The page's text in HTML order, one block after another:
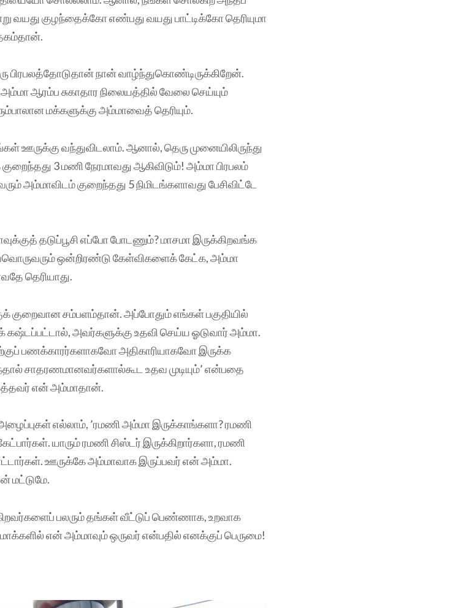
வயது குழந்தைக்கோ எண்பது வயது பாட்டிக்கோ தெரியுமா
பிரபலத்தோடுதான் நான் வாழ்ந்துகொண்டிருக்கிறேன்.
ஆரம்ப சுகாதார நிலையத்தில் வேலை செய்யும்
மக்களுக்கு அம்மாவைத் தெரியும்.
ஊருக்கு வந்துவிடலாம். ஆனால், தெரு முனையிலிருந்து
3 மணி நேரமாவது ஆகிவிடும்! அம்மா பிரபலம்
அம்மாவிடம் குறைந்தது 5 நிமிடங்களாவது பேசிவிட்டே
தடுப்பூசி எப்போ போடணும்? மாசமா இருக்கிறவங்க
ஒன்றிரண்டு கேள்விகளைக் கேட்க, அம்மா
தெரியாது.
குறைவான சம்பளம்தான். அப்போதும் எங்கள் பகுதியில்
அவர்களுக்கு உதவி செய்ய ஓடுவார் அம்மா.
பணக்காரர்களாகவோ அதிகாரியாகவோ இருக்க
சாதரணமானவர்களால்கூட உதவ முடியும்’ என்பதை
என் அம்மாதான்.
எல்லாம், ’ரமணி அம்மா இருக்காங்களா? ரமணி
யாரும் ரமணி சிஸ்டர் இருக்கிறார்களா, ரமணி
ஊருக்கே அம்மாவாக இருப்பவர் என் அம்மா.
மட்டுமே.
பலரும் தங்கள் வீட்டுப் பெண்ணாக, உறவாக
என் அம்மாவும் ஒருவர் என்பதில் எனக்குப் பெருமை!